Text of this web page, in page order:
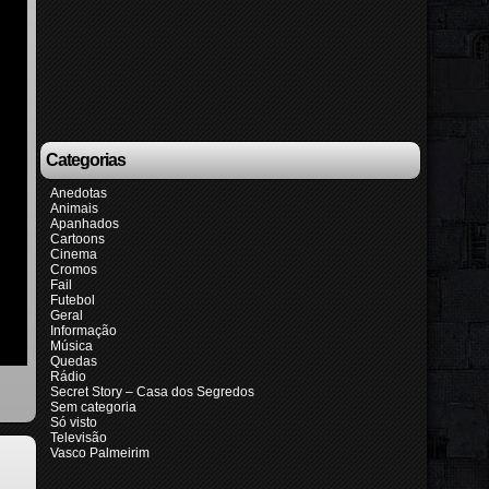
Categorias
Anedotas
Animais
Apanhados
Cartoons
Cinema
Cromos
Fail
Futebol
Geral
Informação
Música
Quedas
Rádio
Secret Story – Casa dos Segredos
Sem categoria
Só visto
Televisão
Vasco Palmeirim